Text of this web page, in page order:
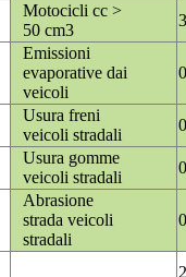
Motocicli cc >
50 cm3
Emissioni
evaporative dai
veicoli
Usura freni
veicoli stradali
Usura gomme
veicoli stradali
Abrasione
strada veicoli
stradali